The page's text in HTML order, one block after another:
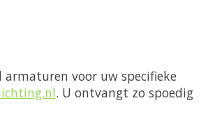
voor uw specifieke
. U ontvangt zo spoedig